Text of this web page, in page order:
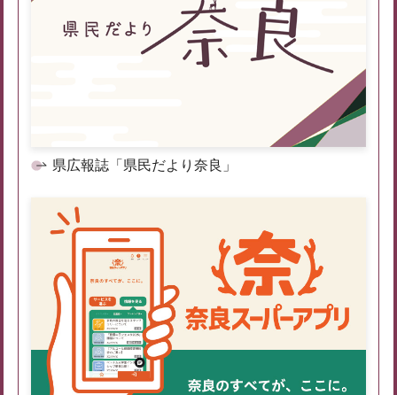
県広報誌「県民だより奈良」